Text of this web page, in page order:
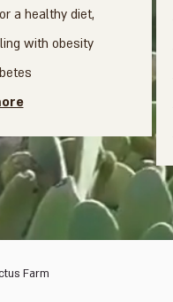
a healthy diet,
with obesity
Farm